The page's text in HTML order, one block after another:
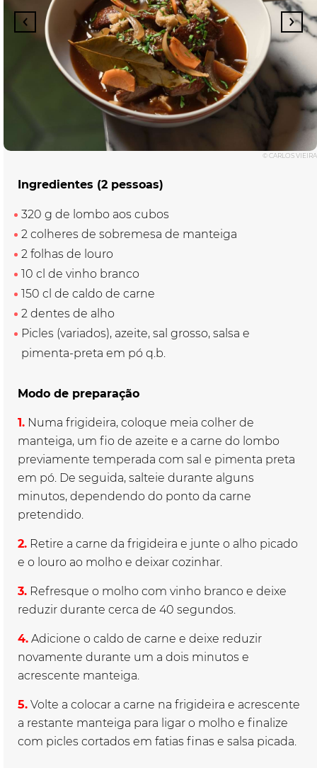
© CARLOS VIEIRA
Ingredientes (2 pessoas)
320 g de lombo aos cubos
2 colheres de sobremesa de manteiga
2 folhas de louro
10 cl de vinho branco
150 cl de caldo de carne
2 dentes de alho
Picles (variados), azeite, sal grosso, salsa e
pimenta-preta em pó q.b.
Modo de preparação
1. Numa frigideira, coloque meia colher de
manteiga, um fio de azeite e a carne do lombo
previamente temperada com sal e pimenta preta
em pó. De seguida, salteie durante alguns
minutos, dependendo do ponto da carne
pretendido.
2. Retire a carne da frigideira e junte o alho picado
e o louro ao molho e deixar cozinhar.
3. Refresque o molho com vinho branco e deixe
reduzir durante cerca de 40 segundos.
4. Adicione o caldo de carne e deixe reduzir
novamente durante um a dois minutos e
acrescente manteiga.
5. Volte a colocar a carne na frigideira e acrescente
a restante manteiga para ligar o molho e finalize
com picles cortados em fatias finas e salsa picada.